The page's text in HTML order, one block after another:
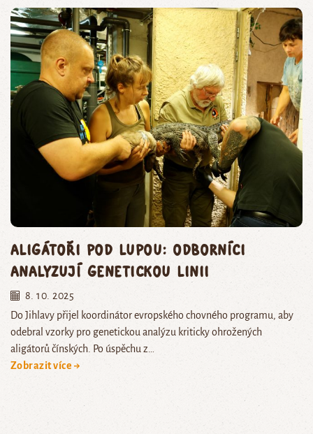
Aligátoři pod lupou: odborníci
analyzují genetickou linii
8. 10. 2025
Do Jihlavy přijel koordinátor evropského chovného programu, aby
odebral vzorky pro genetickou analýzu kriticky ohrožených
aligátorů čínských. Po úspěchu z…
Zobrazit více →